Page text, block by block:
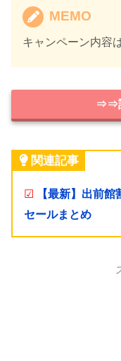
MEMO
キャンペーン内容
⇒⇒
関連記事
☑
【最新】出前
セールまとめ